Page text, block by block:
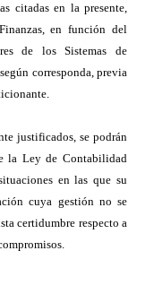
citadas en la presente,
en función del
de los Sistemas de
corresponda, previa
justificados, se podrán
la Ley de Contabilidad
en las que su
cuya gestión no se
certidumbre respecto a